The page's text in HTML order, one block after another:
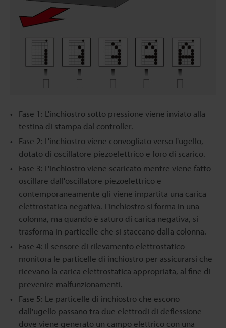
Fase 1: L'inchiostro sotto pressione viene inviato alla
testina di stampa dal controller.
Fase 2: L'inchiostro viene convogliato verso l'ugello,
dotato di oscillatore piezoelettrico e foro di scarico.
Fase 3: L'inchiostro viene scaricato mentre viene fatto
oscillare dall'oscillatore piezoelettrico e
contemporaneamente gli viene impartita una carica
elettrostatica negativa. L'inchiostro si forma in una
colonna, ma quando è saturo di carica negativa, si
trasforma in particelle che si staccano dalla colonna.
Fase 4: Il sensore di rilevamento elettrostatico
monitora le particelle di inchiostro per assicurarsi che
ricevano la carica elettrostatica appropriata, al fine di
prevenire malfunzionamenti.
Fase 5: Le particelle di inchiostro che escono
dall'ugello passano tra due elettrodi di deflessione
dove viene generato un campo elettrico con una